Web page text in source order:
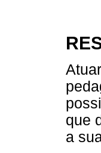
que
a